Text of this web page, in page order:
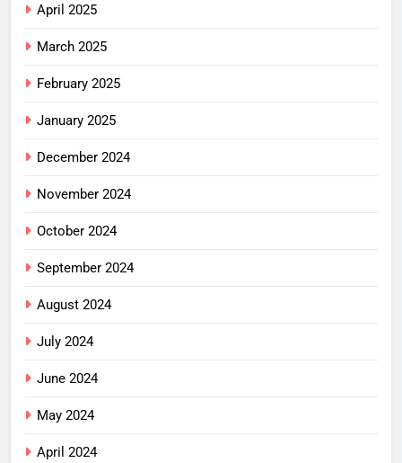
April 2025
March 2025
February 2025
January 2025
December 2024
November 2024
October 2024
September 2024
August 2024
July 2024
June 2024
May 2024
April 2024